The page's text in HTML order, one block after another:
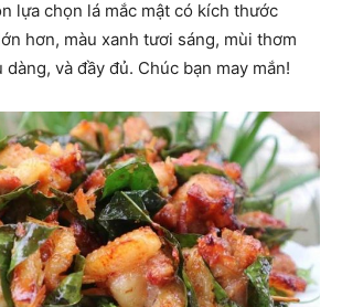
lựa chọn lá mắc mật có kích thước
hơn, màu xanh tươi sáng, mùi thơm
và đầy đủ. Chúc bạn may mắn!